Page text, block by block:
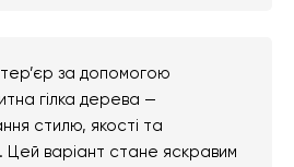
за допомогою
гілка дерева —
стилю, якості та
Цей варіант стане яскравим